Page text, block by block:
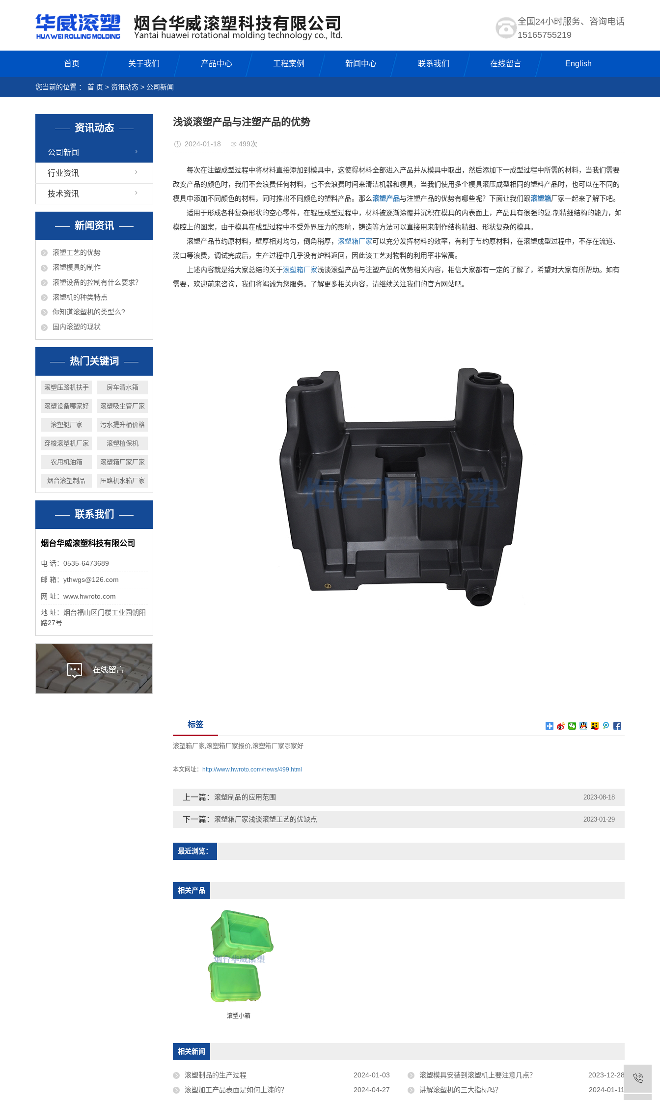
全国24小时服务、咨询电话
15165755219
首页 关于我们 产品中心 工程案例 新闻中心 联系我们 在线留言 English
您当前的位置 ： 首 页 > 资讯动态 > 公司新闻
资讯动态
公司新闻
行业资讯
技术资讯
新闻资讯
滚塑工艺的优势
滚塑模具的制作
滚塑设备的控制有什么要求？
滚塑机的种类特点
你知道滚塑机的类型么?
国内滚塑的现状
热门关键词
滚塑压路机扶手 房车清水箱
滚塑设备哪家好 滚塑吸尘管厂家
滚塑艇厂家 污水提升桶价格
穿梭滚塑机厂家 滚塑植保机
农用机油箱 滚塑箱厂家厂家
烟台滚塑制品 压路机水箱厂家
联系我们
烟台华威滚塑科技有限公司
电 话：0535-6473689
邮 箱：ythwgs@126.com
网 址：www.hwroto.com
地 址：烟台福山区门楼工业园朝阳
路27号
浅谈滚塑产品与注塑产品的优势
2024-01-18 499次
每次在注塑成型过程中将材料直接添加到模具中，这使得材料全部进入产品并从模具中取出，然后添加下一成型过程中所需的材料，当我们需要
改变产品的颜色时，我们不会浪费任何材料，也不会浪费时间来清洁机器和模具，当我们使用多个模具滚压成型相同的塑料产品时，也可以在不同的
模具中添加不同颜色的材料，同时推出不同颜色的塑料产品。那么滚塑产品与注塑产品的优势有哪些呢？下面让我们跟滚塑箱厂家一起来了解下吧。
适用于形成各种复杂形状的空心零件，在辊压成型过程中，材料被逐渐涂覆并沉积在模具的内表面上，产品具有很强的复.制精细结构的能力，如
模腔上的图案，由于模具在成型过程中不受外界压力的影响，铸造等方法可以直接用来制作结构精细、形状复杂的模具。
滚塑产品节约原材料，壁厚相对均匀，倒角稍厚， 滚塑箱厂家 可以充分发挥材料的效率，有利于节约原材料，在滚塑成型过程中，不存在流道、
浇口等浪费，调试完成后，生产过程中几乎没有炉料返回，因此该工艺对物料的利用率非常高。
上述内容就是给大家总结的关于滚塑箱厂家浅谈滚塑产品与注塑产品的优势相关内容，相信大家都有一定的了解了，希望对大家有所帮助。如有
需要，欢迎前来咨询，我们将竭诚为您服务。了解更多相关内容，请继续关注我们的官方网站吧。
标签
滚塑箱厂家,滚塑箱厂家报价,滚塑箱厂家哪家好
本文网址： http://www.hwroto.com/news/499.html
上一篇： 滚塑制品的应用范围 2023-08-18
下一篇： 滚塑箱厂家浅谈滚塑工艺的优缺点 2023-01-29
最近浏览：
相关产品
滚塑小箱
相关新闻
滚塑制品的生产过程 2024-01-03 滚塑模具安装到滚塑机上要注意几点？
2023-12-28
滚塑加工产品表面是如何上漆的？
2024-04-27 讲解滚塑机的三大指标吗？ 2024-01-11